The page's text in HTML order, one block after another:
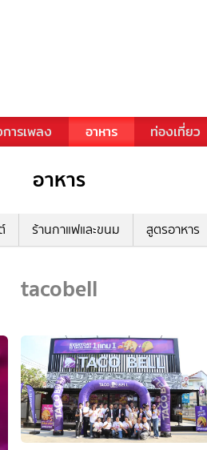
ารเพลง อาหาร ท่องเที่ยว
อาหาร
ร้านกาแฟและขนม สูตรอาหาร
tacobell